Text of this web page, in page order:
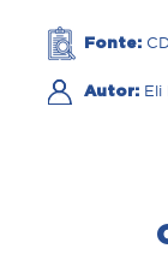
Fonte:
Autor: Eli